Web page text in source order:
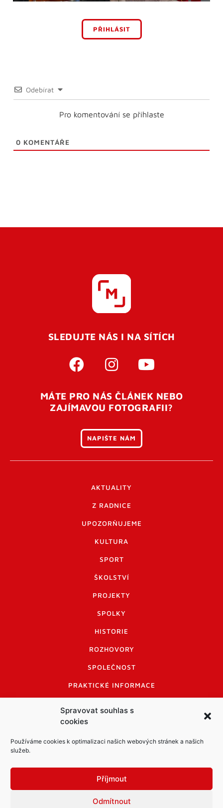
Spravovat souhlas s
cookies
Používáme cookies k optimalizaci našich webových stránek a našich
služeb.
Příjmout
Odmítnout
PŘIHLÁSIT
Odebírat
Pro komentování se přihlaste
0 KOMENTÁŘE
SLEDUJTE NÁS I NA SÍTÍCH
MÁTE PRO NÁS ČLÁNEK NEBO
ZAJÍMAVOU FOTOGRAFII?
NAPIŠTE NÁM
AKTUALITY
Z RADNICE
UPOZORŇUJEME
KULTURA
SPORT
ŠKOLSTVÍ
PROJEKTY
SPOLKY
HISTORIE
ROZHOVORY
SPOLEČNOST
PRAKTICKÉ INFORMACE
INFORMACE A KODEX DISKUTUJÍCÍCH
LOGO A LOGO MANUÁL
Informace o zpracování osobních údajů